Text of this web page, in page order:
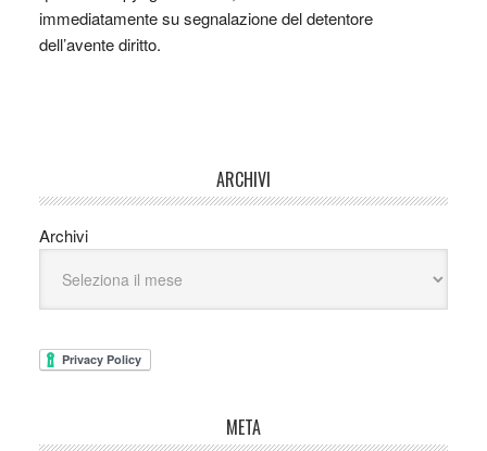
immediatamente su segnalazione del detentore
dell’avente diritto.
ARCHIVI
Archivi
META